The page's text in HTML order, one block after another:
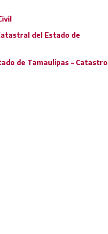
del Estado de
de Tamaulipas – Catastro